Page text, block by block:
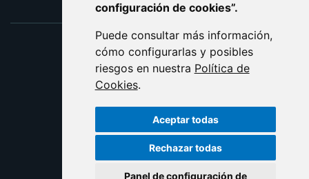
configuración de cookies”.
Puede consultar más información,
cómo configurarlas y posibles
riesgos en nuestra Política de
Cookies.
Aceptar todas
Rechazar todas
Panel de configuración de